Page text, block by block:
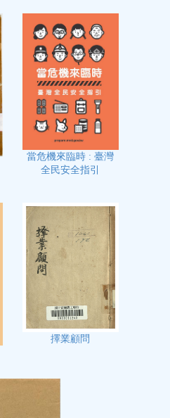
當危機來臨時 : 臺灣
全民安全指引
擇業顧問